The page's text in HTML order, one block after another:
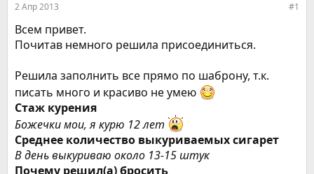
а
2 Апр 2013 #1
Всем привет.
Почитав немного решила присоединиться.
Решила заполнить все прямо по шаброну, т.к.
писать много и красиво не умею
Стаж курения
Божечки мои, я курю 12 лет
Среднее количество выкуриваемых сигарет
В день выкуриваю около 13-15 штук
Почему решил(а) бросить